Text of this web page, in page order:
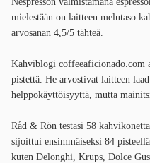
mielestään on laitteen melutaso
arvosanan 4,5/5 tähteä.
Kahviblogi
pistettä. He arvostivat laitteen
helppokäyttöisyyttä, mutta
Råd & Rön testasi 58
sijoittui ensimmäiseksi 84
kuten Delonghi, Krups, Dolce